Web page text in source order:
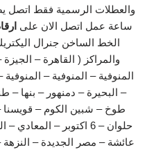
ساعة عمل اتصل الان على
الخط الساخن جنرال
والمراكز ( القاهرة – الجيزة
المنوفية – المنوفية –
– البحيرة – دمنهور – بنها –
طوخ – شبين الكوم – قويسنا
حلوان – 6 اكتوبر –
عائشة – مصر الجديدة – النزهة